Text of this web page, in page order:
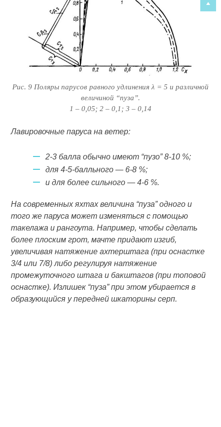
Рис. 9 Поляры парусов равного удлинения λ = 5 и различной
величиной “пуза”.
1 – 0,05; 2 – 0,1; 3 – 0,14
Лавировочные паруса на ветер:
2-3 балла обычно имеют “пузо” 8-10 %;
для 4-5-балльного — 6-8 %;
и для более сильного — 4-6 %.
На современных яхтах величина “пуза” одного и
того же паруса может изменяться с помощью
такелажа и рангоута. Например, чтобы сделать
более плоским грот, мачте придают изгиб,
увеличивая натяжение ахтерштага (при оснастке
3/4 или 7/8) либо регулируя натяжение
промежуточного штага и бакштагов (при топовой
оснастке). Излишек “пуза” при этом убирается в
образующийся у передней шкаторины серп.